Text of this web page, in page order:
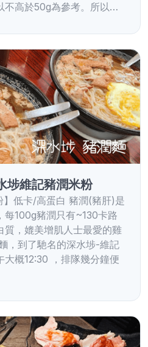
不高於50g為參考。所以…
埗維記豬潤米粉
】低卡/高蛋白 豬潤(豬肝)是
每100g豬潤只有~130卡路
質，媲美增肌人士最愛的雞
，到了馳名的深水埗-維記
概12:30 ，排隊幾分鐘便